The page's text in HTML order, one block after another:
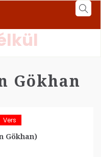
Gökhan
Vers
Gökhan)